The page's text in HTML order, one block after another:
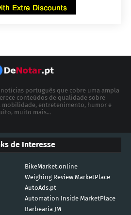
português que cobre uma ampla
conteúdos de qualidade sobre
entretenimento, humor e
muito mais...
de Interesse
BikeMarket.online
Weighing Review MarketPlace
AutoAds.pt
Automation Inside MarketPlace
Barbearia JM